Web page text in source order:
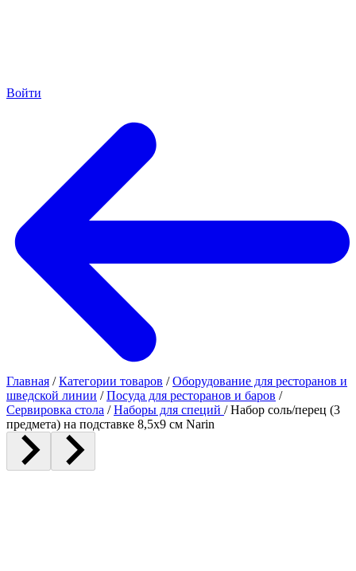
Войти
Главная / Категории товаров / Оборудование для ресторанов и
шведской линии / Посуда для ресторанов и баров /
Сервировка стола / Наборы для специй / Набор соль/перец (3
предмета) на подставке 8,5х9 см Narin